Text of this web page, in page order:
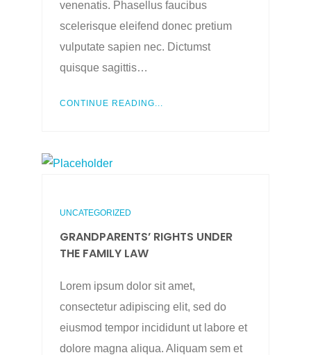
venenatis. Phasellus faucibus
scelerisque eleifend donec pretium
vulputate sapien nec. Dictumst
quisque sagittis…
CONTINUE READING...
UNCATEGORIZED
GRANDPARENTS’ RIGHTS UNDER
THE FAMILY LAW
Lorem ipsum dolor sit amet,
consectetur adipiscing elit, sed do
eiusmod tempor incididunt ut labore et
dolore magna aliqua. Aliquam sem et